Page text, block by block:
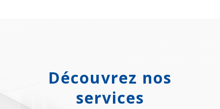
Découvrez nos
services